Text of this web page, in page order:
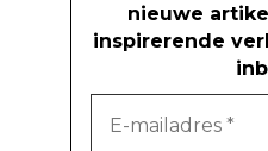
nieuwe
inspirerende